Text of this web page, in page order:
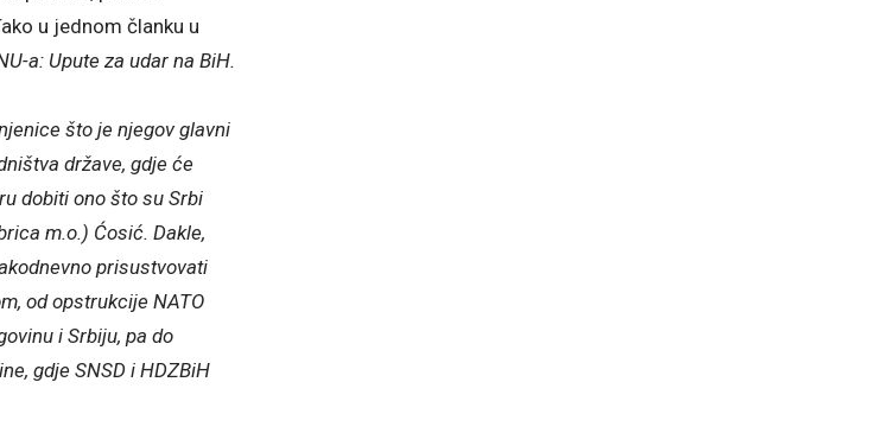
u jednom članku u
a: Upute za udar na BiH.
što je njegov glavni
države, gdje će
dobiti ono što su Srbi
m.o.) Ćosić. Dakle,
prisustvovati
od opstrukcije NATO
i Srbiju, pa do
gdje SNSD i HDZBiH